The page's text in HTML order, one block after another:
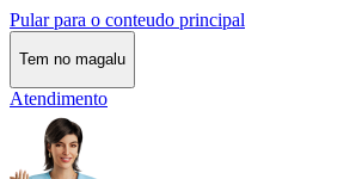
Pular para o conteudo principal
Tem no magalu
Atendimento